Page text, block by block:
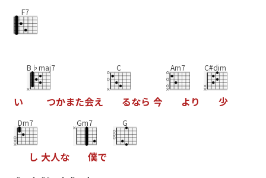
F7
い
B♭maj7
つかまた会え
C
るなら 今
Am7
よ り
C#dim
少
Dm7
し 大人な
Gm7
僕で
G